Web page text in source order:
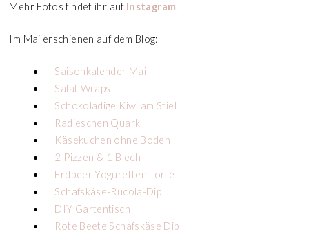
Mehr Fotos findet ihr auf Instagram.
Im Mai erschienen auf dem Blog:
Saisonkalender Mai
Salat Wraps
Schokoladige Kiwi am Stiel
Radieschen Quark
Käsekuchen ohne Boden
2 Pizzen & 1 Blech
Erdbeer Yoguretten Torte
Schafskäse-Rucola-Dip
DIY Gartentisch
Rote Beete Schafskäse Dip